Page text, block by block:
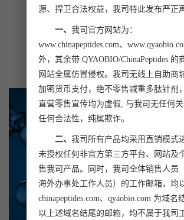
公司简介 企业文化
行业动态
加入我们
联系我们
源、捍卫合法权益，我司特此发布严正
一、 我司官方网站为：
www.chinapeptides.com、
外，其余带 QYAOBIO/ChinaPeptides 的
网站全属仿冒侵权。我司无线上自助商
加密货币支付，绝不零售减重多肽针剂
直营零售宣传均为虚假, 与我司无任何
任何合法性，纯属欺诈。
二、 我司所有产品均采用直销模式
未授权任何非官方第三方平台、网站及
售我司产品。同时，我司全体销售人员
海外办事处工作人员）的工作邮箱，均
chinapeptides.com、qyaobio.com 为域名
以上述域名结尾的邮箱，均不属于我司